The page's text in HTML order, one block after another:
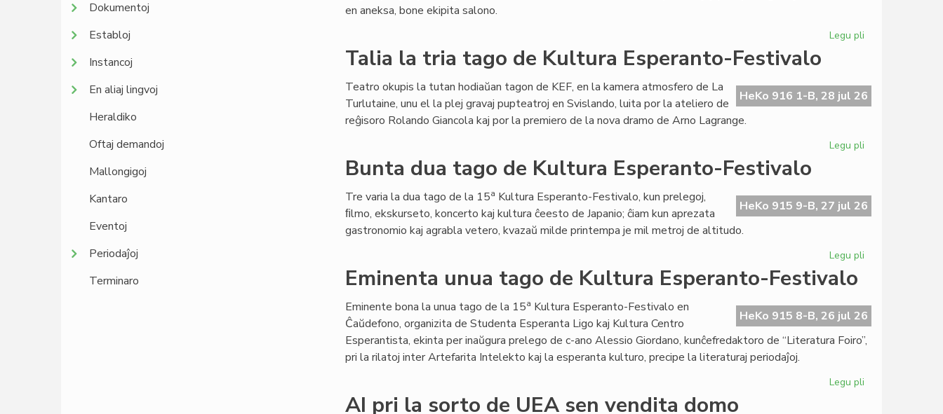
en aneksa, bone ekipita salono.
Legu pli
tago
de
Talia la tria tago de Kultura Esperanto-Festivalo
HeKo 916 1-B, 28 jul 26
Teatro okupis la tutan hodiaŭan tagon de KEF, en la kamera atmosfero de La
Turlutaine, unu el la plej gravaj pupteatroj en Svislando, luita por la ateliero de
reĝisoro Rolando Giancola kaj por la premiero de la nova dramo de Arno Lagrange.
Legu pli
tago
de
Bunta dua tago de Kultura Esperanto-Festivalo
HeKo 915 9-B, 27 jul 26
Tre varia la dua tago de la 15a Kultura Esperanto-Festivalo, kun prelegoj,
ﬁlmo, ekskurseto, koncerto kaj kultura ĉeesto de Japanio; ĉiam kun aprezata
gastronomio kaj agrabla vetero, kvazaŭ milde printempa je mil metroj de altitudo.
Legu pli
de
Kultura
Esperanto-
Eminenta unua tago de Kultura Esperanto-Festivalo
HeKo 915 8-B, 26 jul 26
Eminente bona la unua tago de la 15a Kultura Esperanto-Festivalo en
Ĉaŭdefono, organizita de Studenta Esperanta Ligo kaj Kultura Centro
Esperantista, ekinta per inaŭgura prelego de c-ano Alessio Giordano, kunĉefredaktoro de “Literatura Foiro”,
pri la rilatoj inter Artefarita Intelekto kaj la esperanta kulturo, precipe la literaturaj periodaĵoj.
Legu pli
AI pri la sorto de UEA sen vendita domo
Dokumentoj
Establoj
Instancoj
En aliaj lingvoj
Heraldiko
Oftaj demandoj
Mallongigoj
Kantaro
Eventoj
Periodaĵoj
Terminaro